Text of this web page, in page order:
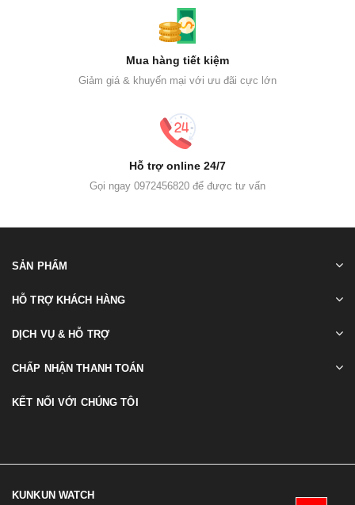
Mua hàng tiết kiệm
Giảm giá & khuyến mại với ưu đãi cực lớn
Hỗ trợ online 24/7
Gọi ngay 0972456820 để được tư vấn
SẢN PHẨM
HỖ TRỢ KHÁCH HÀNG
DỊCH VỤ & HỖ TRỢ
CHẤP NHẬN THANH TOÁN
KẾT NỐI VỚI CHÚNG TÔI
KUNKUN WATCH